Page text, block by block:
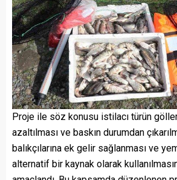
Proje ile söz konusu istilacı türün
azaltılması ve baskın durumdan
balıkçılarına ek gelir sağlanması ve
alternatif bir kaynak olarak